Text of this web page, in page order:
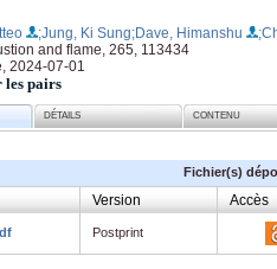
;Jung, Ki Sung;Dave, Himanshu
and flame, 265, 113434
2024-07-01
les pairs
DÉTAILS CONTENU
Fichier(s)
Version Accès
Postprint